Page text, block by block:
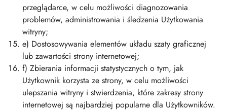
przeglądarce, w celu możliwości diagnozowania
problemów, administrowania i śledzenia Użytkowania
witryny;
e) Dostosowywania elementów układu szaty graficznej
lub zawartości strony internetowej;
f) Zbierania informacji statystycznych o tym, jak
Użytkownik korzysta ze strony, w celu możliwości
ulepszania witryny i stwierdzenia, które zakresy strony
internetowej są najbardziej popularne dla Użytkowników.